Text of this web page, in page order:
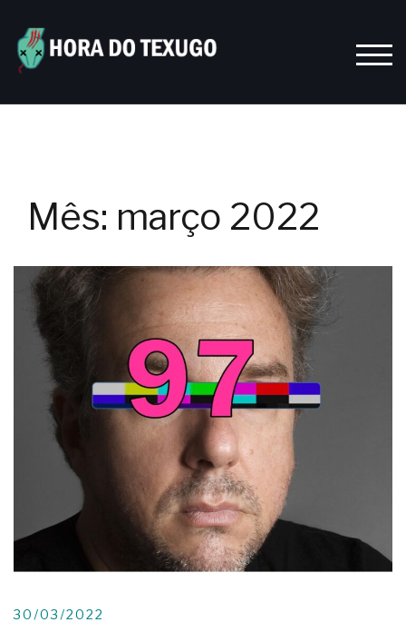
content
Mês: março 2022
30/03/2022